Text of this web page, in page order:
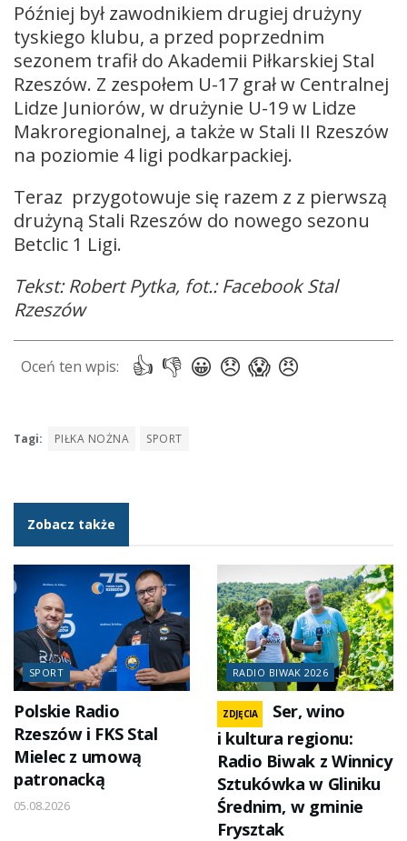
Później był zawodnikiem drugiej drużyny
tyskiego klubu, a przed poprzednim
sezonem trafił do Akademii Piłkarskiej Stal
Rzeszów. Z zespołem U-17 grał w Centralnej
Lidze Juniorów, w drużynie U-19 w Lidze
Makroregionalnej, a także w Stali II Rzeszów
na poziomie 4 ligi podkarpackiej.
Teraz przygotowuje się razem z z pierwszą
drużyną Stali Rzeszów do nowego sezonu
Betclic 1 Ligi.
Tekst: Robert Pytka, fot.: Facebook Stal
Rzeszów
Tagi: PIŁKA NOŻNA SPORT
Zobacz także
SPORT
Polskie Radio
Rzeszów i FKS Stal
Mielec z umową
patronacką
05.08.2026
RADIO BIWAK 2026
ZDJĘCIA
Ser, wino
i kultura regionu:
Radio Biwak z Winnicy
Sztukówka w Gliniku
Średnim, w gminie
Frysztak